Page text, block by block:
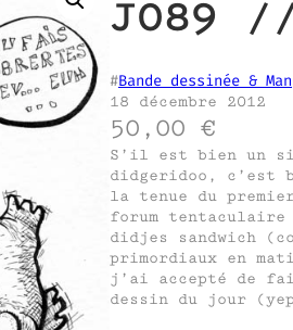
J089
#Bande dessinée &
18 décembre 2012
50,00 €
S’il est bien un
didgeridoo, c’est
la tenue du
forum
didjes sandwich
primordiaux en
j’ai accepté de
dessin du jour